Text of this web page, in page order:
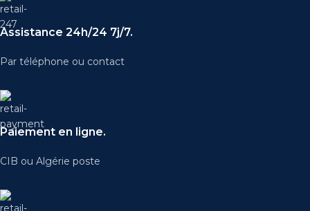
Assistance 24h/24 7j/7.
Par téléphone ou contact
Paiement en ligne.
CIB ou Algérie poste